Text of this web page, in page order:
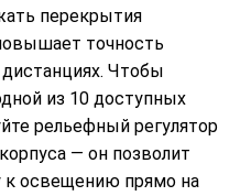
перекрытия
точность
Чтобы
из 10 доступных
рельефный регулятор
— он позволит
к освещению прямо на